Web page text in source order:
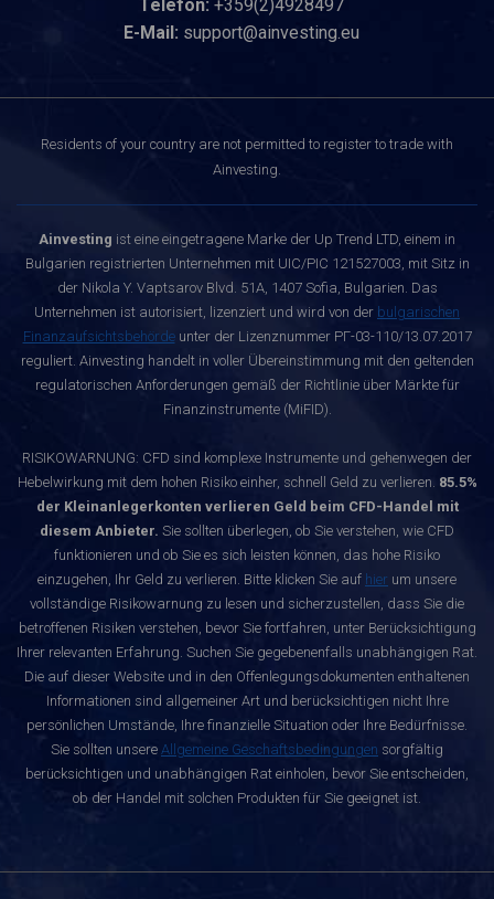
Telefon: +359(2)4928497
E-Mail: support@ainvesting.eu
Residents of your country are not permitted to register to trade with
Ainvesting.
Ainvesting ist eine eingetragene Marke der Up Trend LTD, einem in
Bulgarien registrierten Unternehmen mit UIC/PIC 121527003, mit Sitz in
der Nikola Y. Vaptsarov Blvd. 51A, 1407 Sofia, Bulgarien. Das
Unternehmen ist autorisiert, lizenziert und wird von der bulgarischen
Finanzaufsichtsbehördeunter der Lizenznummer РГ-03-110/13.07.2017
reguliert. Ainvesting handelt in voller Übereinstimmung mit den geltenden
regulatorischen Anforderungen gemäß der Richtlinie über Märkte für
Finanzinstrumente (MiFID).
RISIKOWARNUNG: CFD sind komplexe Instrumente und gehenwegen der
Hebelwirkung mit dem hohen Risiko einher, schnell Geld zu verlieren. 85.5%
der Kleinanlegerkonten verlieren Geld beim CFD-Handel mit
diesem Anbieter. Sie sollten überlegen, ob Sie verstehen, wie CFD
funktionieren und ob Sie es sich leisten können, das hohe Risiko
einzugehen, Ihr Geld zu verlieren. Bitte klicken Sie auf hier um unsere
vollständige Risikowarnung zu lesen und sicherzustellen, dass Sie die
betroffenen Risiken verstehen, bevor Sie fortfahren, unter Berücksichtigung
Ihrer relevanten Erfahrung. Suchen Sie gegebenenfalls unabhängigen Rat.
Die auf dieser Website und in den Offenlegungsdokumenten enthaltenen
Informationen sind allgemeiner Art und berücksichtigen nicht Ihre
persönlichen Umstände, Ihre finanzielle Situation oder Ihre Bedürfnisse.
Sie sollten unsere Allgemeine Geschäftsbedingungen sorgfältig
berücksichtigen und unabhängigen Rat einholen, bevor Sie entscheiden,
ob der Handel mit solchen Produkten für Sie geeignet ist.